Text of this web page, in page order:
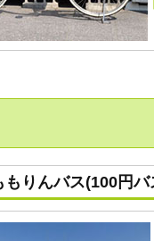
もりんバス(100円バ